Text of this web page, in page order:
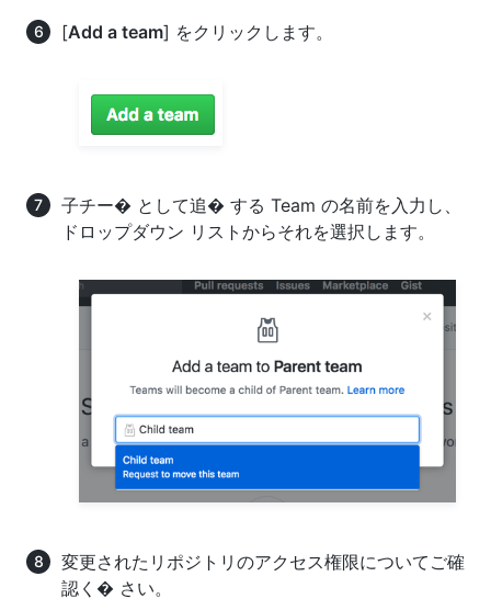
[Add a team] をクリックします。
子チー� として追� する Team の名前を入力し、
ドロップダウン リストからそれを選択します。
変更されたリポジトリのアクセス権限についてご確
認く� さい。